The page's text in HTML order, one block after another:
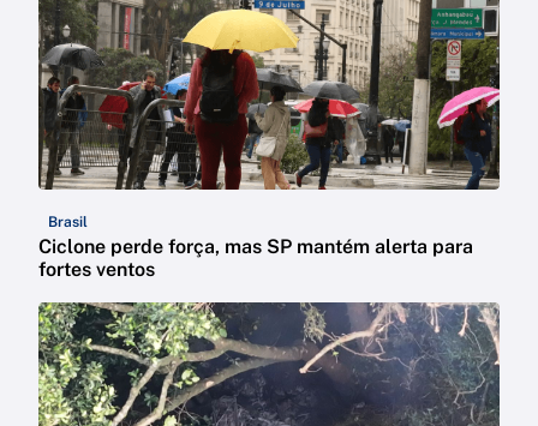
Brasil
Ciclone perde força, mas SP mantém alerta para
fortes ventos